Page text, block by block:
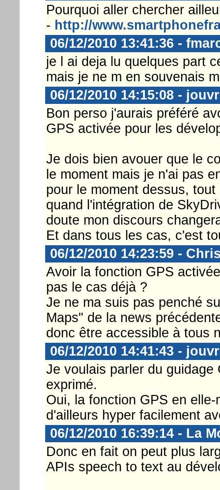
Pourquoi aller chercher
- http://
06/12/2010 13:41:36 -
je l ai deja lu quelques part
mais je ne m en souvenais
06/12/2010 14:15:08 -
Bon perso j'aurais préféré
GPS activée pour les
Je dois bien avouer que le
le moment mais je n'ai pas
pour le moment dessus,
quand l'intégration de
doute mon discours
Et dans tous les cas, c'est
06/12/2010 14:23:59 -
Avoir la fonction GPS
pas le cas déjà ?
Je ne ma suis pas penché
Maps" de la news
donc être accessible à tous
06/12/2010 14:41:43 -
Je voulais parler du
exprimé.
Oui, la fonction GPS en
d'ailleurs hyper facilement
06/12/2010 16:39:14 - La
Donc en fait on peut plus
APIs speech to text au